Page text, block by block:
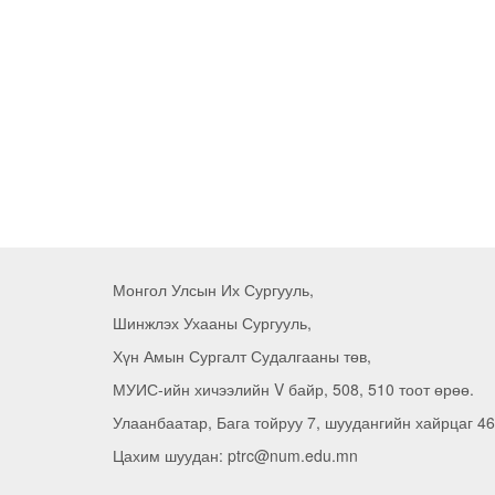
Монгол Улсын Их Сургууль,
Шинжлэх Ухааны Сургууль,
Хүн Амын Сургалт Судалгааны төв,
МУИС-ийн хичээлийн V байр, 508, 510 тоот өрөө.
Улаанбаатар, Бага тойруу 7, шуудангийн хайрцаг
Цахим шуудан: ptrc@num.edu.mn